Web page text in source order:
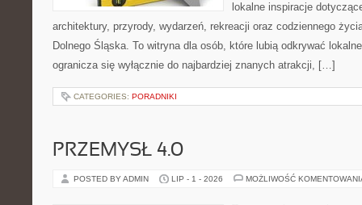
lokalne inspiracje
architektury, przyrody, wydarzeń, rekreacji oraz codziennego
Dolnego Śląska. To witryna dla osób, które lubią odkrywać
ogranicza się wyłącznie do najbardziej znanych atrakcji, […]
CATEGORIES: PORADNIKI
PRZEMYSŁ 4.0
POSTED BY ADMIN LIP - 1 - 2026 MOŻLIWOŚĆ